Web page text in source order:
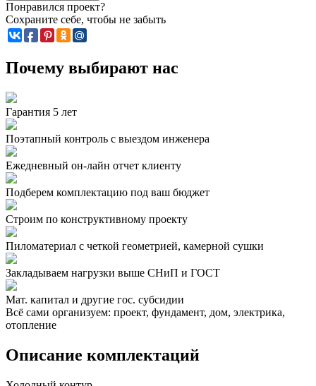
Понравился проект?
Сохраните себе, чтобы не забыть
Почему выбирают нас
Гарантия 5 лет
Поэтапный контроль с выездом инженера
Ежедневный он-лайн отчет клиенту
Подберем комплектацию под ваш бюджет
Строим по конструктивному проекту
Пиломатериал с четкой геометрией, камерной сушки
Закладываем нагрузки выше СНиП и ГОСТ
Мат. капитал и другие гос. субсидии
Всё сами организуем: проект, фундамент, дом, электрика,
отопление
Описание комплектаций